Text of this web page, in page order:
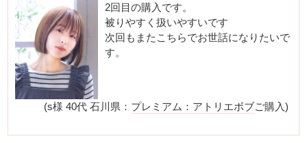
2回目の購入です。
被りやすく扱いやすいです
次回もまたこちらでお世話になりたいで
す。
(s様 40代 石川県： プレミアム：アトリエボブご購入)